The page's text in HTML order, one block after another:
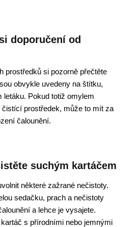
doporučení od
prostředků si pozorně přečtěte
obvykle uvedeny na štítku,
letáku. Pokud totiž omylem
čistící prostředek, může to mít za
čalounění.
suchým kartáčem
některé zažrané nečistoty.
sedačku, prach a nečistoty
a lehce je vysajete.
s přírodními nebo jemnými